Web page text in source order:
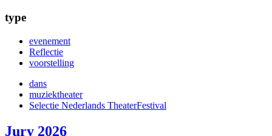
type
evenement
Reflectie
voorstelling
dans
muziektheater
Selectie Nederlands TheaterFestival
Jury 2026